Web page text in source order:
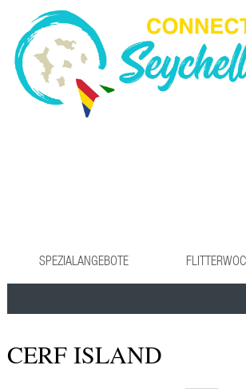
SPEZIALANGEBOTE
CERF ISLAND